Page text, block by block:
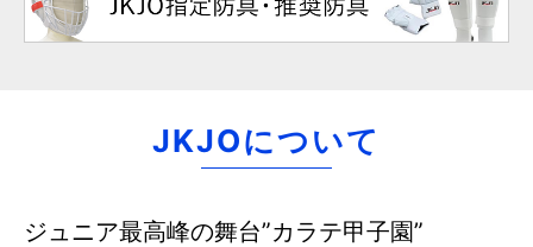
JKJOについて
ジュニア最高峰の舞台”カラテ甲子園”